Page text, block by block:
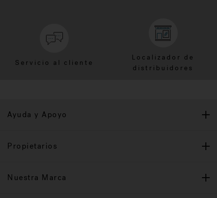
Servicio al cliente
Localizador de
distribuidores
Ayuda y Apoyo
Propietarios
Nuestra Marca